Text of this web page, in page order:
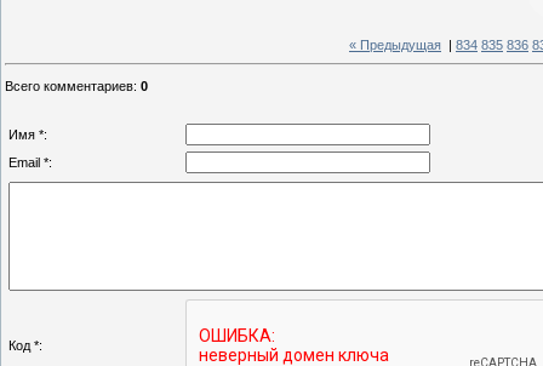
« Предыдущая 834 835 836
Всего комментариев: 0
Имя *:
Email *:
Код *: